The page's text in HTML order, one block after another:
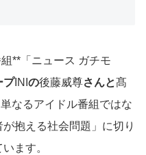
**「ニュース ガチモ
プINI の後藤威尊さんと髙
なるアイドル番組ではな
抱える社会問題」に切り
ます。